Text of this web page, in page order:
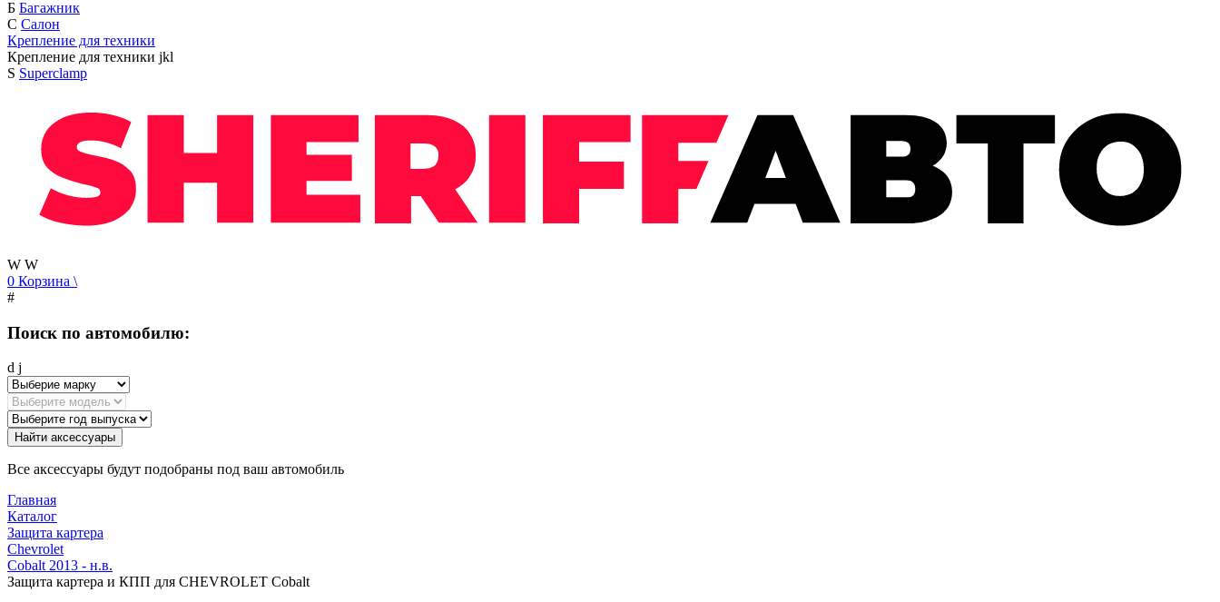
Б Багажник
С Салон
Крепление для техники
Крепление для техники jkl
S Superclamp
W W
0 Корзина \
#
Поиск по автомобилю:
d j
Найти аксессуары
Все аксессуары будут подобраны под ваш автомобиль
Главная
Каталог
Защита картера
Chevrolet
Cobalt 2013 - н.в.
Защита картера и КПП для CHEVROLET Cobalt